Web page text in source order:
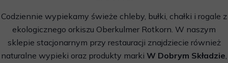
Codziennie wypiekamy świeże chleby, bułki, chałki i rogale z
ekologicznego orkiszu Oberkulmer Rotkorn. W naszym
sklepie stacjonarnym przy restauracji znajdziecie również
naturalne wypieki oraz produkty marki W Dobrym Składzie,